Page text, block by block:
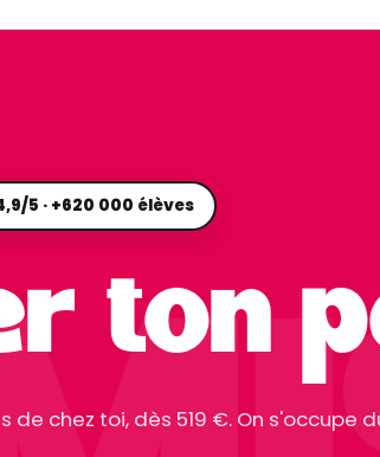
5 · +620 000 élèves
ton
de chez toi, dès 519 €. On s'occupe